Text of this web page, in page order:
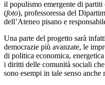
il populismo emergente di partiti
(foto), professoressa del
dell’Ateneo pisano e
Una parte del progetto sarà
democrazie più avanzate, le
di politica economica,
i diritti delle comunità sociali
sono esempi in tale senso